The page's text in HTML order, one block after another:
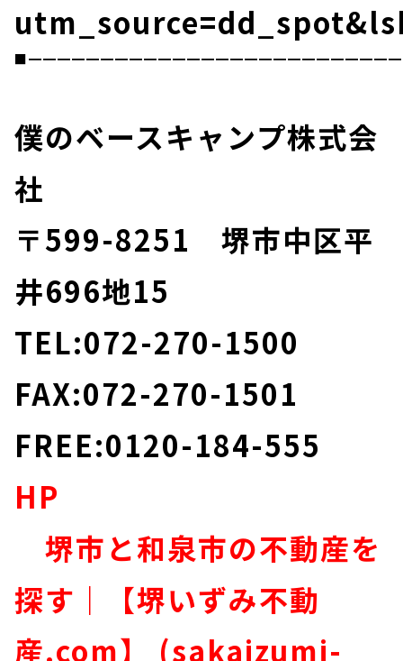
僕のベースキャンプ株式会
社
〒599-8251 堺市中区平
井696地15
TEL:072-270-1500
FAX:072-270-1501
FREE:0120-184-555
HP
堺市と和泉市の不動産を
探す｜【堺いずみ不動
産.com】 (sakaizumi-